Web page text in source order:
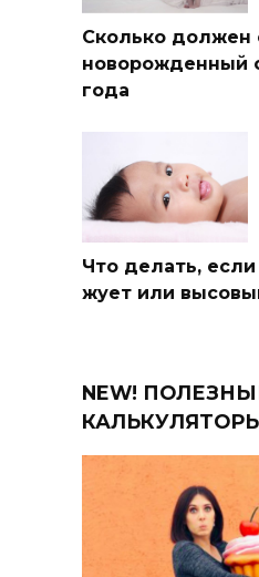
Сколько должен
новорожденный
года
Что делать,
жует или
NEW!